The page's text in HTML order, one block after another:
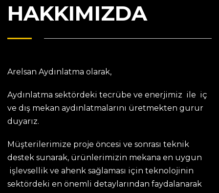
HAKKIMIZDA
Arelsan Aydınlatma olarak,
Aydınlatma sektördeki tecrübe ve enerjimiz ile iç
ve dış mekan aydınlatmalarını üretmekten gurur
duyarız.
Müşterilerimize proje öncesi ve sonrası teknik
destek sunarak, ürünlerimizin mekana en uygun
işlevsellik ve ahenk sağlaması için teknolojinin
sektördeki en önemli detaylarından faydalanarak